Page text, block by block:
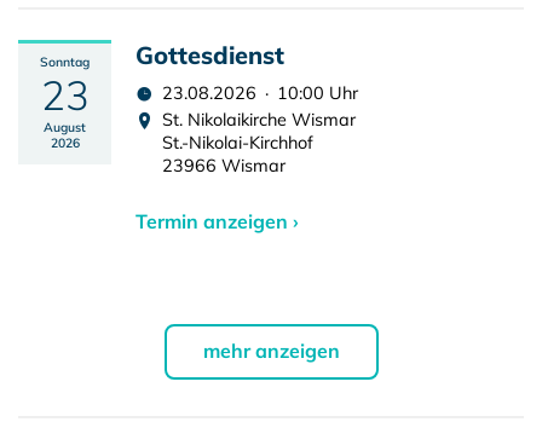
Sonntag
23
August
2026
Gottesdienst
23.08.2026 · 10:00 Uhr
St. Nikolaikirche Wismar
St.-Nikolai-Kirchhof
23966 Wismar
Termin anzeigen ›
mehr anzeigen